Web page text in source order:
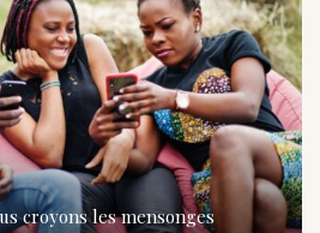
croyons les mensonges